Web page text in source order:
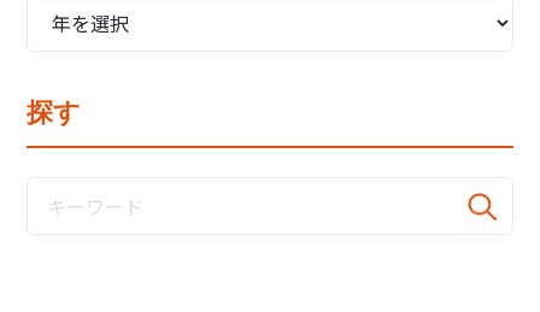
探す